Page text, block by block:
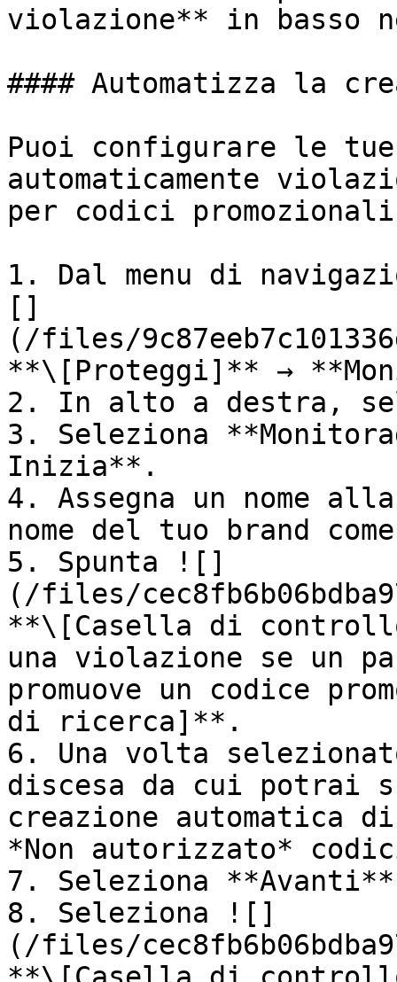
violazione** in basso
#### Automatizza la
Puoi configurare le
automaticamente
per codici
1. Dal menu di
[]
(/files/
**\[Proteggi]** →
2. In alto a destra,
3. Seleziona
Inizia**.
4. Assegna un nome
nome del tuo brand
5. Spunta ![]
(/files/
**\[Casella di
una violazione se un
promuove un codice
di ricerca]**.
6. Una volta
discesa da cui potrai
creazione automatica
*Non autorizzato*
7. Seleziona
8. Seleziona ![]
(/files/